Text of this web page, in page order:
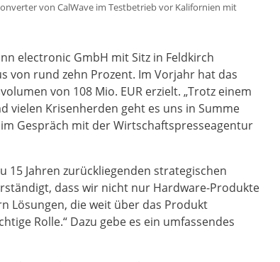
von CalWave im Testbetrieb vor Kalifornien mit
electronic GmbH mit Sitz in Feldkirch
von rund zehn Prozent. Im Vorjahr hat das
von 108 Mio. EUR erzielt. „Trotz einem
Krisenherden geht es uns in Summe
Gespräch mit der Wirtschaftspresseagentur
15 Jahren zurückliegenden strategischen
dass wir nicht nur Hardware-Produkte
Lösungen, die weit über das Produkt
Rolle.“ Dazu gebe es ein umfassendes